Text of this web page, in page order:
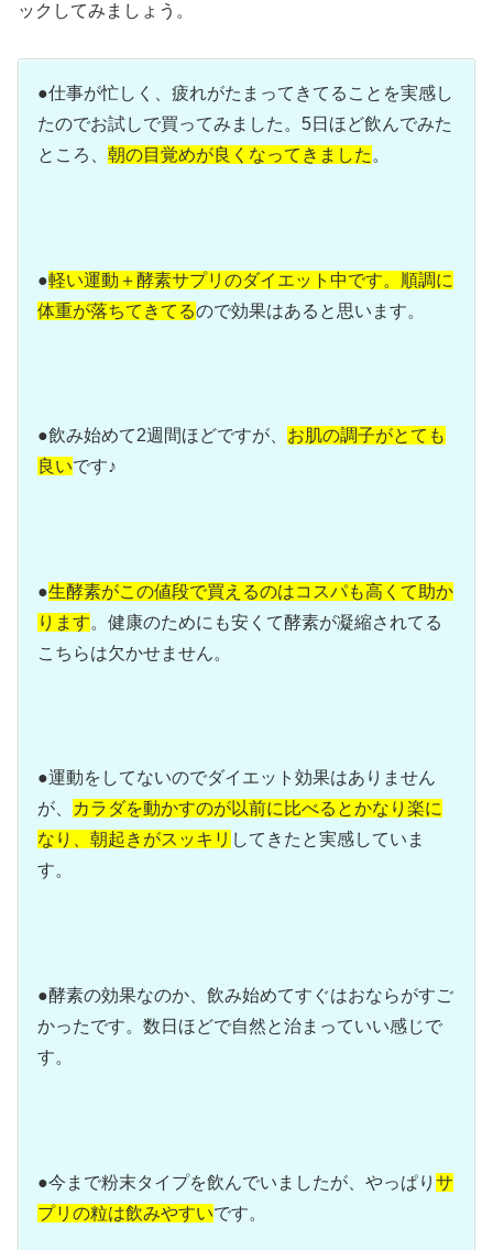
ックしてみましょう。
●仕事が忙しく、疲れがたまってきてることを実感し
たのでお試しで買ってみました。5日ほど飲んでみた
ところ、 朝の目覚めが良くなってきました 。
●軽い運動＋酵素サプリのダイエット中です。順調に
体重が落ちてきてるので効果はあると思います。
●飲み始めて2週間ほどですが、 お肌の調子がとても
良いです♪
●生酵素がこの値段で買えるのはコスパも高くて助か
ります。健康のためにも安くて酵素が凝縮されてる
こちらは欠かせません。
●運動をしてないのでダイエット効果はありません
が、
カラダを動かすのが以前に比べるとかなり楽に
なり、朝起きがスッキリ してきたと実感していま
す。
●酵素の効果なのか、飲み始めてすぐはおならがすご
かったです。数日ほどで自然と治まっていい感じで
す。
●今まで粉末タイプを飲んでいましたが、やっぱり サ
プリの粒は飲みやすいです。